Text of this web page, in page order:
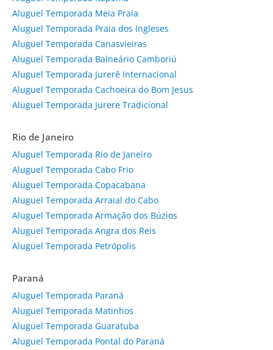
Aluguel Temporada Meia Praia
Aluguel Temporada Praia dos Ingleses
Aluguel Temporada Canasvieiras
Aluguel Temporada Balneário Camboriú
Aluguel Temporada Jurerê Internacional
Aluguel Temporada Cachoeira do Bom Jesus
Aluguel Temporada Jurere Tradicional
Rio de Janeiro
Aluguel Temporada Rio de Janeiro
Aluguel Temporada Cabo Frio
Aluguel Temporada Copacabana
Aluguel Temporada Arraial do Cabo
Aluguel Temporada Armação dos Búzios
Aluguel Temporada Angra dos Reis
Aluguel Temporada Petrópolis
Paraná
Aluguel Temporada Paraná
Aluguel Temporada Matinhos
Aluguel Temporada Guaratuba
Aluguel Temporada Pontal do Paraná